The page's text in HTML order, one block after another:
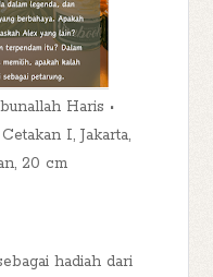
Haris •
I, Jakarta,
20 cm
hadiah dari